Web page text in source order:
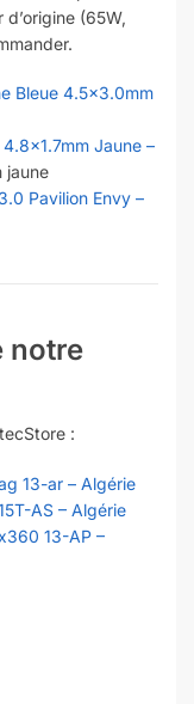
(65W,
Bleue 4.5×3.0mm
Jaune –
jaune
Pavilion Envy –
notre
:
13-ar – Algérie
AS – Algérie
13-AP –